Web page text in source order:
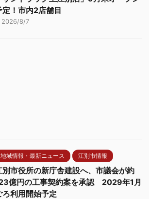
定！市内2店舗目
2026/8/7
地域情報・最新ニュース 江別市情報
別市役所の新庁舎建設へ、市議会が約
億円の工事契約案を承認 2029年1月
ろ利用開始予定